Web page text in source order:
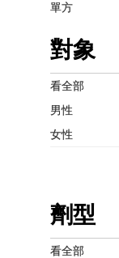
單方
對象
看全部
男性
女性
劑型
看全部